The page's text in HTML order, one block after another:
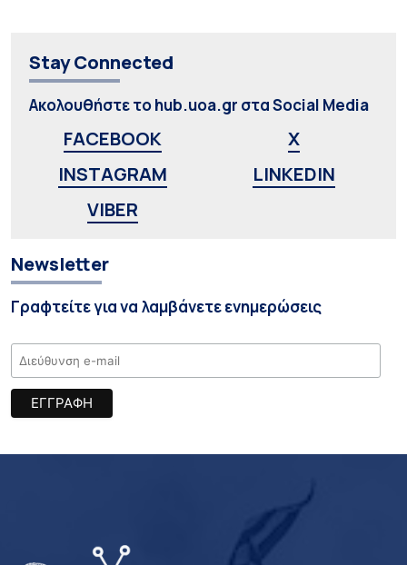
Stay Connected
Ακολουθήστε το hub.uoa.gr στα Social Media
FACEBOOK
X
INSTAGRAM
LINKEDIN
VIBER
Newsletter
Γραφτείτε για να λαμβάνετε ενημερώσεις